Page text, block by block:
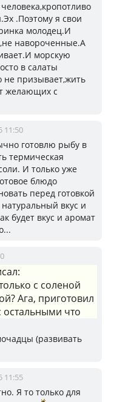
.Поэтому я свои
молодец.И
навороченные.А
морскую
в салаты
не призывает,жить
желающих с
11:50
готовлю рыбу в
термическая
И только уже
блюдо
перед готовкой
вкус и
будет вкус и аромат
с соленой
Ага, приготовил
остальными что
(развивать
11:55
Я то только для